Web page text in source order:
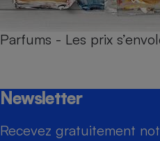
Parfums - Les prix
Newsletter
Recevez gratuitement